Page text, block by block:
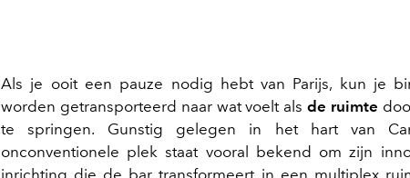
Als je ooit een pauze nodig hebt van Parijs, kun je
worden getransporteerd naar wat voelt als de ruimte
te springen. Gunstig gelegen in het hart van
onconventionele plek staat vooral bekend om zijn